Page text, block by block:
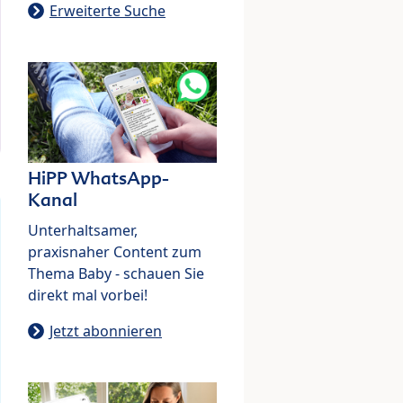
Erweiterte Suche
HiPP WhatsApp-
Kanal
Unterhaltsamer,
praxisnaher Content zum
Thema Baby - schauen Sie
direkt mal vorbei!
Jetzt abonnieren